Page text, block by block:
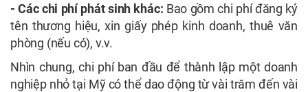
- Các chi phí phát sinh khác: Bao gồm chi phí đăng ký
tên thương hiệu, xin giấy phép kinh doanh, thuê văn
phòng (nếu có), v.v.
Nhìn chung, chi phí ban đầu để thành lập một doanh
nghiệp nhỏ tại Mỹ có thể dao động từ vài trăm đến vài